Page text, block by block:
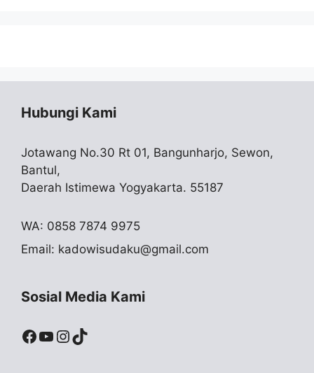
Hubungi Kami
Jotawang No.30 Rt 01, Bangunharjo, Sewon,
Bantul,
Daerah Istimewa Yogyakarta. 55187
WA: 0858 7874 9975
Email: kadowisudaku@gmail.com
Sosial Media Kami
Facebook
YouTube
Instagram
TikTok